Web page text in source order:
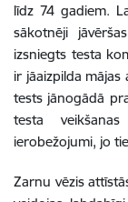
līdz 74 gadiem.
sākotnēji
izsniegts testa
ir jāaizpilda mājas
tests jānogādā
testa
ierobežojumi, jo
Zarnu vēzis